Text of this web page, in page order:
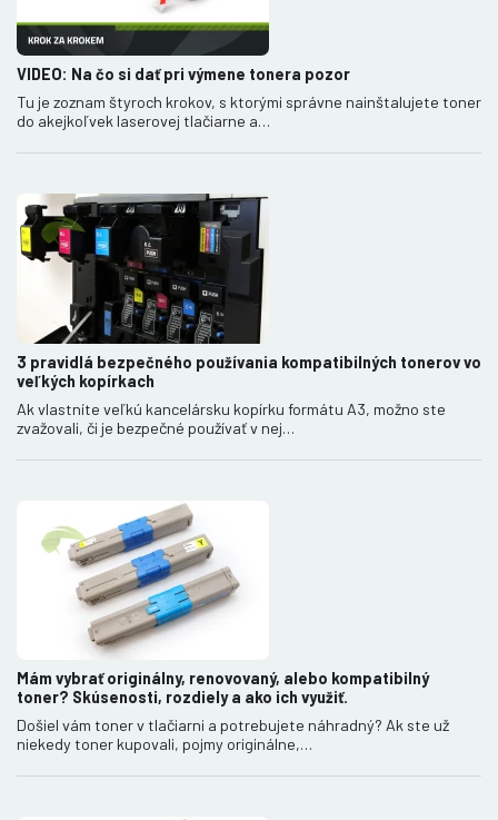
VIDEO: Na čo si dať pri výmene tonera pozor
Tu je zoznam štyroch krokov, s ktorými správne nainštalujete toner
do akejkoľvek laserovej tlačiarne a…
3 pravidlá bezpečného používania kompatibilných tonerov vo
veľkých kopírkach
Ak vlastníte veľkú kancelársku kopírku formátu A3, možno ste
zvažovali, či je bezpečné používať v nej…
Mám vybrať originálny, renovovaný, alebo kompatibilný
toner? Skúsenosti, rozdiely a ako ich využiť.
Došiel vám toner v tlačiarni a potrebujete náhradný? Ak ste už
niekedy toner kupovali, pojmy originálne,…